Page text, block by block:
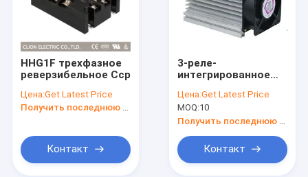
HHG1F трехфазное
реверзибельное Сср
Цена:Get Latest Price
Получить последнюю цену
Контакт
3-реле-
интегрированное
Цена:Get Latest Price
MOQ:10
Контакт